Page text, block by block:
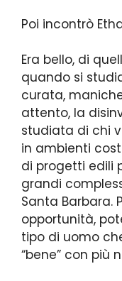
Poi incontrò
Era bello, di
quando si
curata,
attento, la
studiata di chi
in ambienti
di progetti edili
grandi
Santa Barbara.
opportunità,
tipo di uomo
“bene” con più